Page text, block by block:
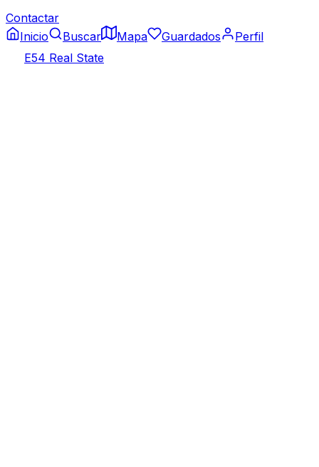
Contactar
Inicio
Buscar Mapa Guardados
Perfil
E54 Real State